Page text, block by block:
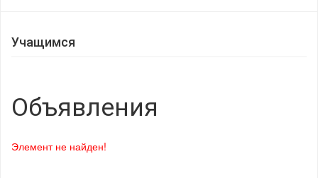
Учащимся
Объявления
Элемент не найден!